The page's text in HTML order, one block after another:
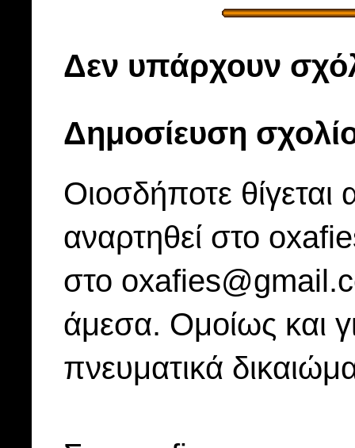
Δεν υπάρχουν
Δημοσίευση
Οιοσδήποτε
αναρτηθεί στο
στο
άμεσα. Ομοίως και
πνευματικά